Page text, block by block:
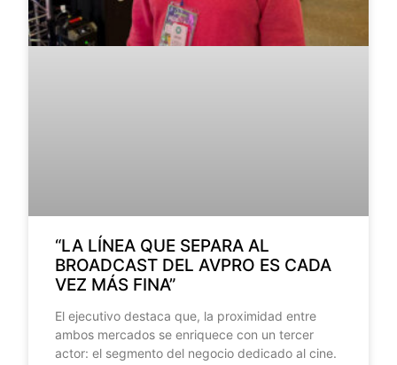
“LA LÍNEA QUE SEPARA AL
BROADCAST DEL AVPRO ES CADA
VEZ MÁS FINA”
El ejecutivo destaca que, la proximidad entre
ambos mercados se enriquece con un tercer
actor: el segmento del negocio dedicado al cine.